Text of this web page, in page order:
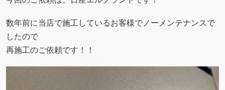
数年前に当店で施工しているお客様でノーメンテナンスで
したので
再施工のご依頼です！！